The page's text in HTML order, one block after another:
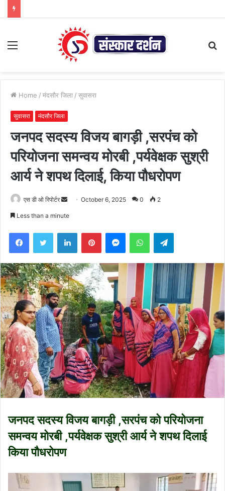
Menu
Home / मंदसौर जिला / सुवासरा
सुवासरा मंदसौर जिला
जनपद सदस्य विजय बागड़ी ,सरपंच को
परियोजना समन्वय मोरबी ,पर्यवेक्षक सुश्री
आर्य ने शपथ दिलाई, किया पौधरोपण
एस डी ओ रिपोर्टर
SendOctober 6, 2025 0 2
Less than a minute
FacebookTwitter LinkedInPinterestMessengerWhatsAppTelegram
जनपद सदस्य विजय बागड़ी ,सरपंच को परियोजना
समन्वय मोरबी ,पर्यवेक्षक सुश्री आर्य ने शपथ दिलाई
किया पौधरोपण